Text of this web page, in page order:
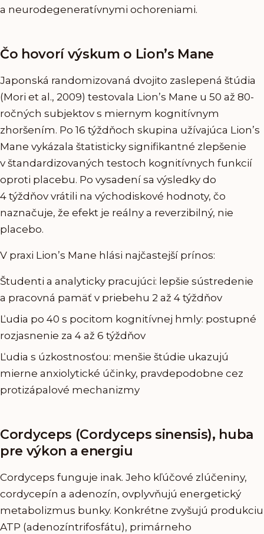
a neurodegeneratívnymi ochoreniami.
Čo hovorí výskum o Lion’s Mane
Japonská randomizovaná dvojito zaslepená štúdia
(Mori et al., 2009) testovala Lion’s Mane u 50 až 80-
ročných subjektov s miernym kognitívnym
zhoršením. Po 16 týždňoch skupina užívajúca Lion’s
Mane vykázala štatisticky signifikantné zlepšenie
v štandardizovaných testoch kognitívnych funkcií
oproti placebu. Po vysadení sa výsledky do
4 týždňov vrátili na východiskové hodnoty, čo
naznačuje, že efekt je reálny a reverzibilný, nie
placebo.
V praxi Lion’s Mane hlási najčastejší prínos:
Študenti a analyticky pracujúci: lepšie sústredenie
a pracovná pamäť v priebehu 2 až 4 týždňov
Ľudia po 40 s pocitom kognitívnej hmly: postupné
rozjasnenie za 4 až 6 týždňov
Ľudia s úzkostnosťou: menšie štúdie ukazujú
mierne anxiolytické účinky, pravdepodobne cez
protizápalové mechanizmy
Cordyceps (Cordyceps sinensis), huba
pre výkon a energiu
Cordyceps funguje inak. Jeho kľúčové zlúčeniny,
cordycepín a adenozín, ovplyvňujú energetický
metabolizmus bunky. Konkrétne zvyšujú produkciu
ATP (adenozíntrifosfátu), primárneho